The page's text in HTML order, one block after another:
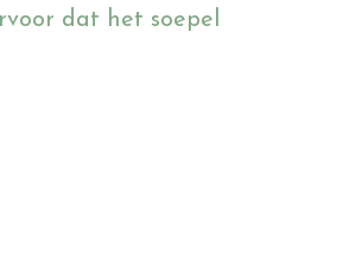
dat het soepel